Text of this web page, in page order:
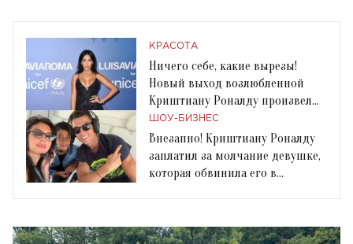
КРАСОТА
Ничего себе, какие вырезы!
Новый выход возлюбленной
Криштиану Роналду произвел
фурор
ШОУ-БИЗНЕС
Внезапно! Криштиану Роналду
заплатил за молчание девушке,
которая обвинила его в